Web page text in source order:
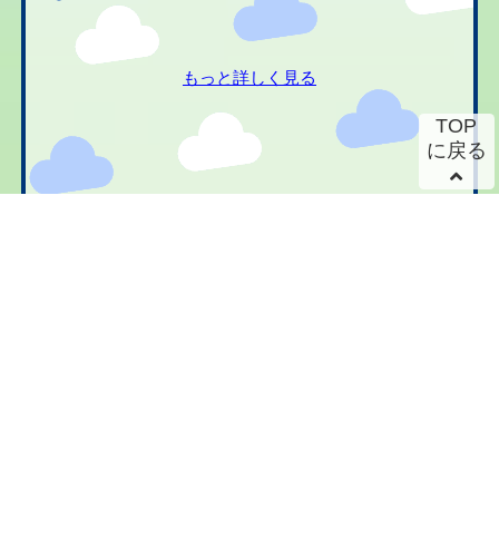
もっと詳しく見る
TOP
に戻る